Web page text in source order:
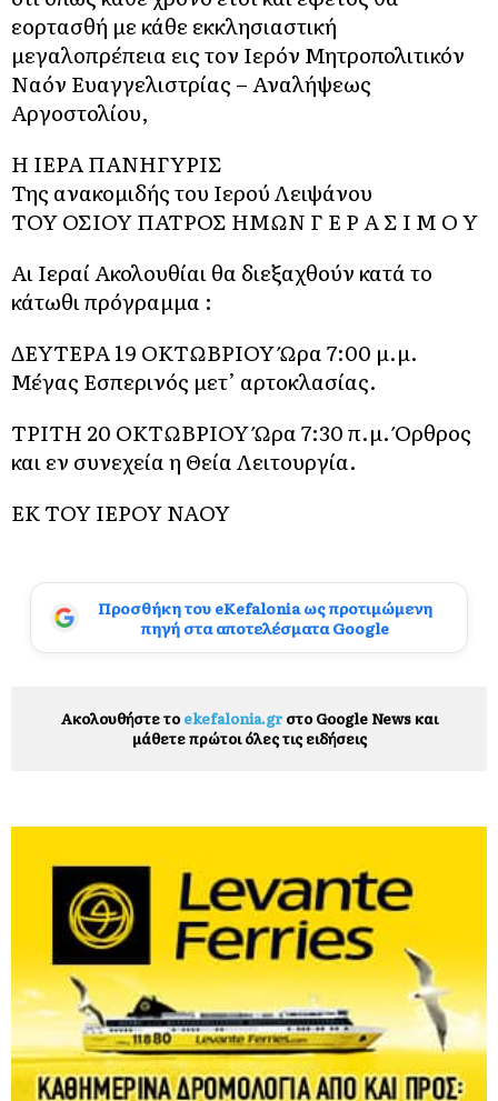
εορτασθή με κάθε εκκλησιαστική
μεγαλοπρέπεια εις τον Ιερόν Μητροπολιτικόν
Ναόν Ευαγγελιστρίας – Αναλήψεως
Αργοστολίου,
Η ΙΕΡΑ ΠΑΝΗΓΥΡΙΣ
Της ανακομιδής του Ιερού Λειψάνου
ΤΟΥ ΟΣΙΟΥ ΠΑΤΡΟΣ ΗΜΩΝ Γ Ε Ρ Α Σ Ι Μ Ο Υ
Αι Ιεραί Ακολουθίαι θα διεξαχθούν κατά το
κάτωθι πρόγραμμα :
ΔΕΥΤΕΡΑ 19 ΟΚΤΩΒΡΙΟΥ Ώρα 7:00 μ.μ.
Μέγας Εσπερινός μετ’ αρτοκλασίας.
ΤΡΙΤΗ 20 ΟΚΤΩΒΡΙΟΥ Ώρα 7:30 π.μ. Όρθρος
και εν συνεχεία η Θεία Λειτουργία.
ΕΚ ΤΟΥ ΙΕΡΟΥ ΝΑΟΥ
Προσθήκη του eKefalonia ως προτιμώμενη
πηγή στα αποτελέσματα Google
Ακολουθήστε το ekefalonia.grστο Google News και
μάθετε πρώτοι όλες τις ειδήσεις